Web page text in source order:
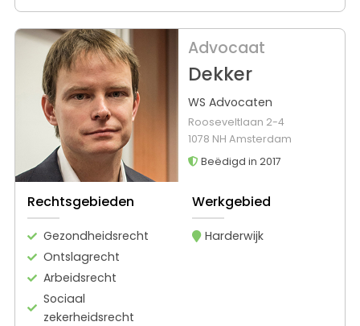
Advocaat
Dekker
WS Advocaten
Rooseveltlaan 2-4
1078 NH Amsterdam
Beëdigd in 2017
Rechtsgebieden
Gezondheidsrecht
Ontslagrecht
Arbeidsrecht
Sociaal
zekerheidsrecht
Werkgebied
Harderwijk